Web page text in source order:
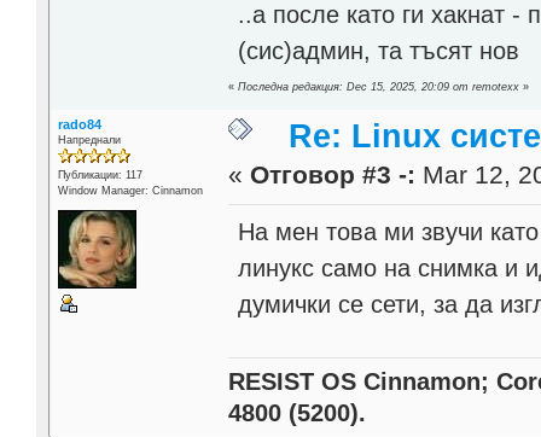
..а после като ги хакнат -
(сис)админ, та тъсят нов
«Последна редакция: Dec 15, 2025, 20:09 от remotexx »
rado84
Напреднали
Публикации: 117
Window Manager: Cinnamon
Re: Linux
« Отговор #3 -: Mar 12,
На мен това ми звучи
линукс само на снимка и
думички се сети, за да
RESIST OS Cinnamon;
4800 (5200).